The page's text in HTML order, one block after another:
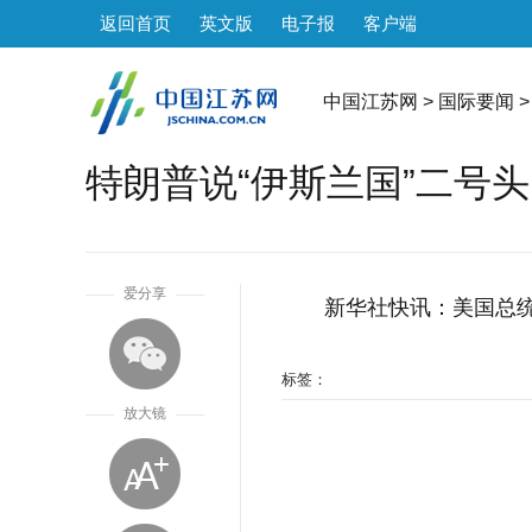
返回首页 英文版 电子报 客户端
中国江苏网 > 国际要闻
特朗普说“伊斯兰国”二号
爱分享
放大镜
新华社快讯：美国总
标签：